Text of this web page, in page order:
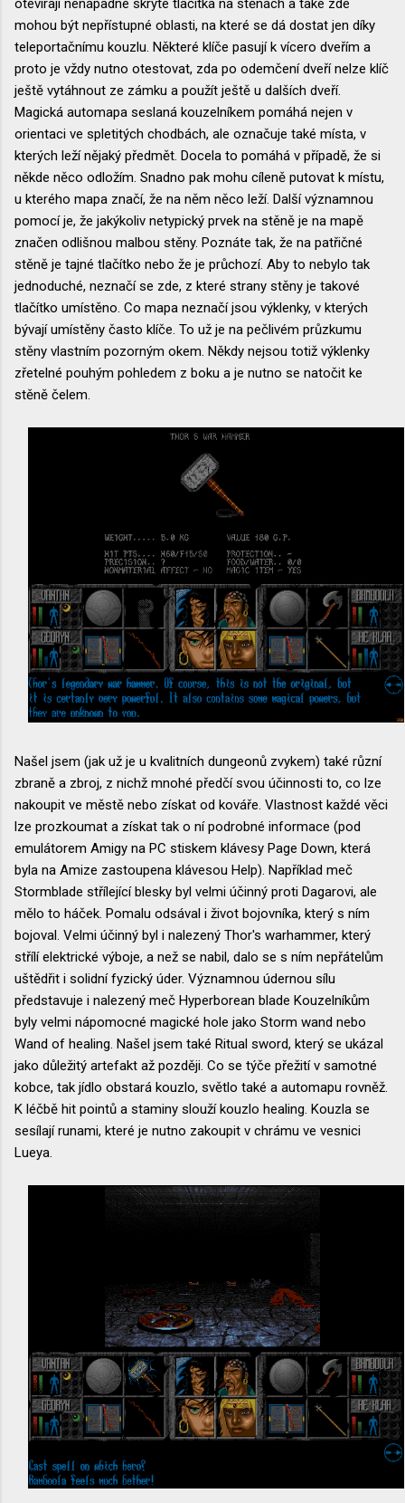
otevírají nenápadné skryté tlačítka na stěnách a také zde
mohou být nepřístupné oblasti, na které se dá dostat jen díky
teleportačnímu kouzlu. Některé klíče pasují k vícero dveřím a
proto je vždy nutno otestovat, zda po odemčení dveří nelze klíč
ještě vytáhnout ze zámku a použít ještě u dalších dveří.
Magická automapa seslaná kouzelníkem pomáhá nejen v
orientaci ve spletitých chodbách, ale označuje také místa, v
kterých leží nějaký předmět. Docela to pomáhá v případě, že si
někde něco odložím. Snadno pak mohu cíleně putovat k místu,
u kterého mapa značí, že na něm něco leží. Další významnou
pomocí je, že jakýkoliv netypický prvek na stěně je na mapě
značen odlišnou malbou stěny. Poznáte tak, že na patřičné
stěně je tajné tlačítko nebo že je průchozí. Aby to nebylo tak
jednoduché, neznačí se zde, z které strany stěny je takové
tlačítko umístěno. Co mapa neznačí jsou výklenky, v kterých
bývají umístěny často klíče. To už je na pečlivém průzkumu
stěny vlastním pozorným okem. Někdy nejsou totiž výklenky
zřetelné pouhým pohledem z boku a je nutno se natočit ke
stěně čelem.
Našel jsem (jak už je u kvalitních dungeonů zvykem) také různí
zbraně a zbroj, z nichž mnohé předčí svou účinnosti to, co lze
nakoupit ve městě nebo získat od kováře. Vlastnost každé věci
lze prozkoumat a získat tak o ní podrobné informace (pod
emulátorem Amigy na PC stiskem klávesy Page Down, která
byla na Amize zastoupena klávesou Help). Například meč
Stormblade střílející blesky byl velmi účinný proti Dagarovi, ale
mělo to háček. Pomalu odsával i život bojovníka, který s ním
bojoval. Velmi účinný byl i nalezený Thor's warhammer, který
střílí elektrické výboje, a než se nabil, dalo se s ním nepřátelům
uštědřit i solidní fyzický úder. Významnou údernou sílu
představuje i nalezený meč Hyperborean blade Kouzelníkům
byly velmi nápomocné magické hole jako Storm wand nebo
Wand of healing. Našel jsem také Ritual sword, který se ukázal
jako důležitý artefakt až později. Co se týče přežití v samotné
kobce, tak jídlo obstará kouzlo, světlo také a automapu rovněž.
K léčbě hit pointů a staminy slouží kouzlo healing. Kouzla se
sesílají runami, které je nutno zakoupit v chrámu ve vesnici
Lueya.